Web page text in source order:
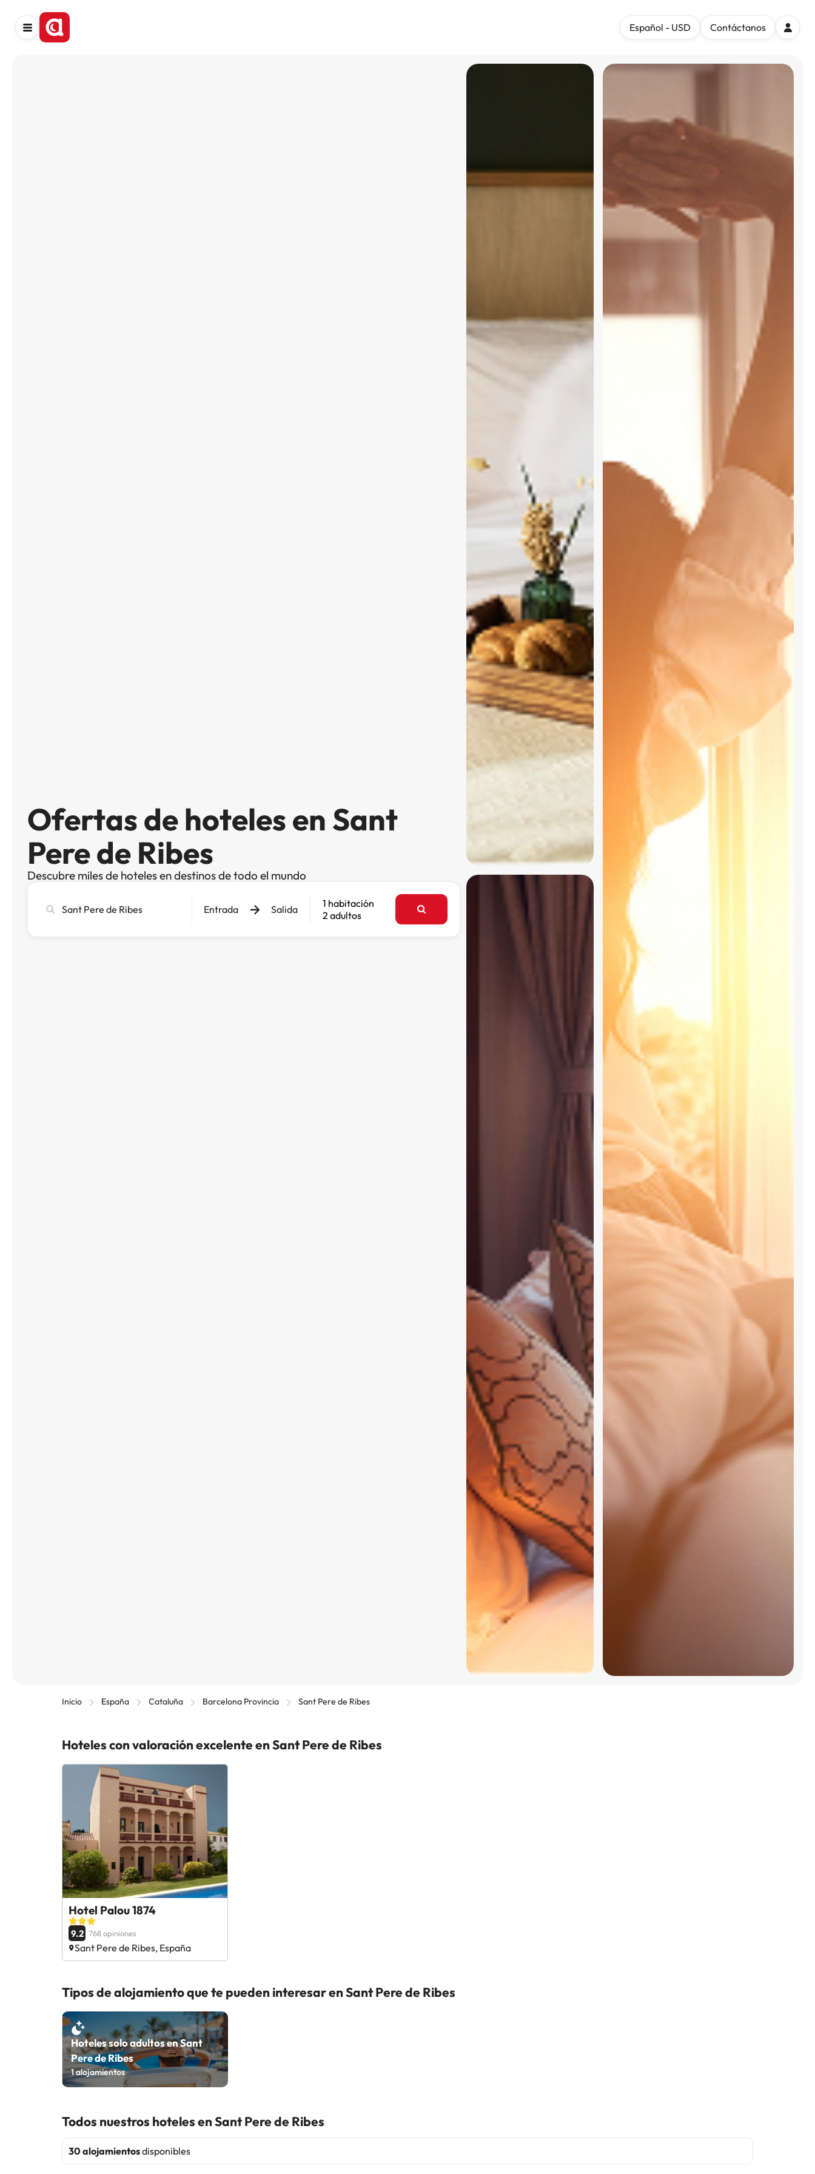
Español - USD Contáctanos
Ofertas de hoteles en Sant
Pere de Ribes
Descubre miles de hoteles en destinos de todo el mundo
ciudad,
Entrada Salida
1 habitación
2 adultos
Inicio España Cataluña Barcelona Provincia Sant Pere de Ribes
Hoteles con valoración excelente en Sant Pere de Ribes
Hotel Palou 1874
9.2 768 opiniones
Sant Pere de Ribes, España
Tipos de alojamiento que te pueden interesar en Sant Pere de Ribes
Hoteles solo adultos en Sant
Pere de Ribes
1alojamientos
Todos nuestros hoteles en Sant Pere de Ribes
30 alojamientosdisponibles